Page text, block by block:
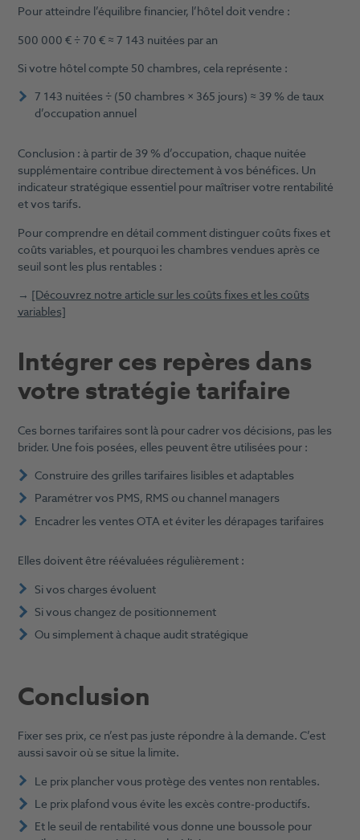
Pour atteindre l’équilibre financier, l’hôtel doit vendre :
500 000 € ÷ 70 € ≈ 7 143 nuitées par an
Si votre hôtel compte 50 chambres, cela représente :
7 143 nuitées ÷ (50 chambres × 365 jours) ≈ 39 % de taux
d’occupation annuel
Conclusion : à partir de 39 % d’occupation, chaque nuitée
supplémentaire contribue directement à vos bénéfices. Un
indicateur stratégique essentiel pour maîtriser votre rentabilité
et vos tarifs.
Pour comprendre en détail comment distinguer coûts fixes et
coûts variables, et pourquoi les chambres vendues après ce
seuil sont les plus rentables :
→ [Découvrez notre article sur les coûts fixes et les coûts
variables]
Intégrer ces repères dans
votre stratégie tarifaire
Ces bornes tarifaires sont là pour cadrer vos décisions, pas les
brider. Une fois posées, elles peuvent être utilisées pour :
Construire des grilles tarifaires lisibles et adaptables
Paramétrer vos PMS, RMS ou channel managers
Encadrer les ventes OTA et éviter les dérapages tarifaires
Elles doivent être réévaluées régulièrement :
Si vos charges évoluent
Si vous changez de positionnement
Ou simplement à chaque audit stratégique
Conclusion
Fixer ses prix, ce n’est pas juste répondre à la demande. C’est
aussi savoir où se situe la limite.
Le prix plancher vous protège des ventes non rentables.
Le prix plafond vous évite les excès contre-productifs.
Et le seuil de rentabilité vous donne une boussole pour